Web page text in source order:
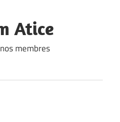
Atice
membres